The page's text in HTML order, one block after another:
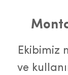
Ekibimiz
ve